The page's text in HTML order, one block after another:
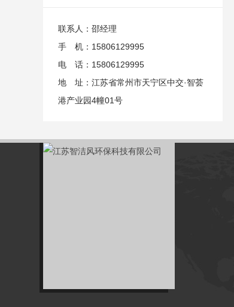
联系人：邵经理
手 机：15806129995
电 话：15806129995
地 址：江苏省常州市天宁区中交·智荟
港产业园4幢01号